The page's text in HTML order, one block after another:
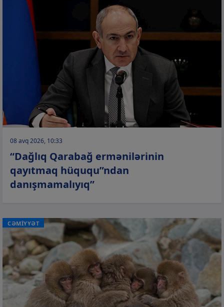
08 avq 2026, 10:33
“Dağlıq Qarabağ ermənilərinin
qayıtmaq hüququ”ndan
danışmamalıyıq”
CƏMİYYƏT